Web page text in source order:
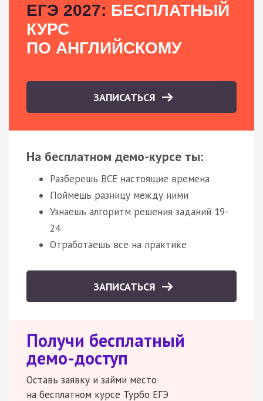
ЕГЭ 2027: БЕСПЛАТНЫЙ
КУРС
ПО АНГЛИЙСКОМУ
ЗАПИСАТЬСЯ
На бесплатном демо-курсе ты:
Разберешь ВСЕ настоящие времена
Поймешь разницу между ними
Узнаешь алгоритм решения заданий 19-
24
Отработаешь все на практике
ЗАПИСАТЬСЯ
Получи бесплатный
демо-доступ
Оставь заявку и займи место
на бесплатном курсе Турбо ЕГЭ